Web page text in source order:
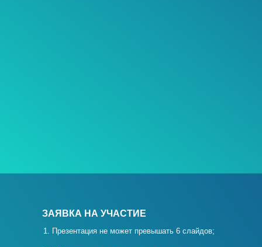
1. Презентация не может превышать 6 слайдов;
ЗАЯВКА НА УЧАСТИЕ